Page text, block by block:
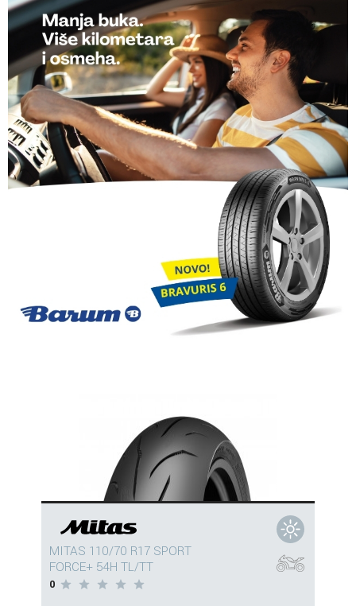
MITAS 110/70 R17 SPORT
FORCE+ 54H TL/TT
0